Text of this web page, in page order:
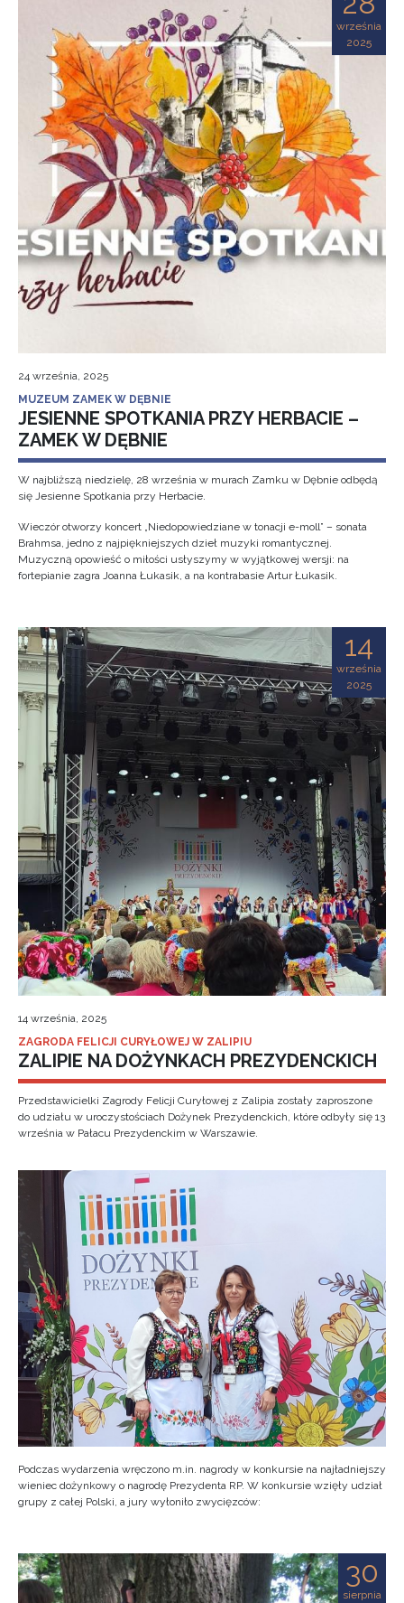
września
2025
24 września, 2025
MUZEUM ZAMEK W DĘBNIE
JESIENNE SPOTKANIA PRZY HERBACIE –
ZAMEK W DĘBNIE
W najbliższą niedzielę, 28 września w murach Zamku w Dębnie odbędą
się Jesienne Spotkania przy Herbacie.
Wieczór otworzy koncert „Niedopowiedziane w tonacji e-moll” – sonata
Brahmsa, jedno z najpiękniejszych dzieł muzyki romantycznej.
Muzyczną opowieść o miłości usłyszymy w wyjątkowej wersji: na
fortepianie zagra Joanna Łukasik, a na kontrabasie Artur Łukasik.
14
września
2025
14 września, 2025
ZAGRODA FELICJI CURYŁOWEJ W ZALIPIU
ZALIPIE NA DOŻYNKACH PREZYDENCKICH
Przedstawicielki Zagrody Felicji Curyłowej z Zalipia zostały zaproszone
do udziału w uroczystościach Dożynek Prezydenckich, które odbyły się 13
września w Pałacu Prezydenckim w Warszawie.
Podczas wydarzenia wręczono m.in. nagrody w konkursie na najładniejszy
wieniec dożynkowy o nagrodę Prezydenta RP. W konkursie wzięły udział
grupy z całej Polski, a jury wyłoniło zwycięzców:
30
sierpnia